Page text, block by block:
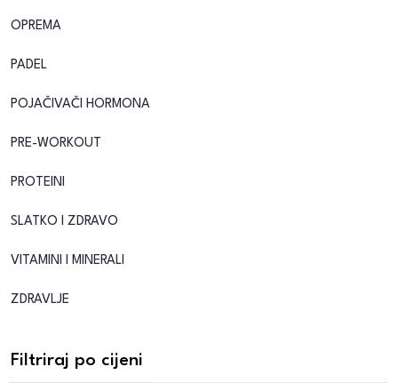
OPREMA
PADEL
POJAČIVAČI HORMONA
PRE-WORKOUT
PROTEINI
SLATKO I ZDRAVO
VITAMINI I MINERALI
ZDRAVLJE
Filtriraj po cijeni